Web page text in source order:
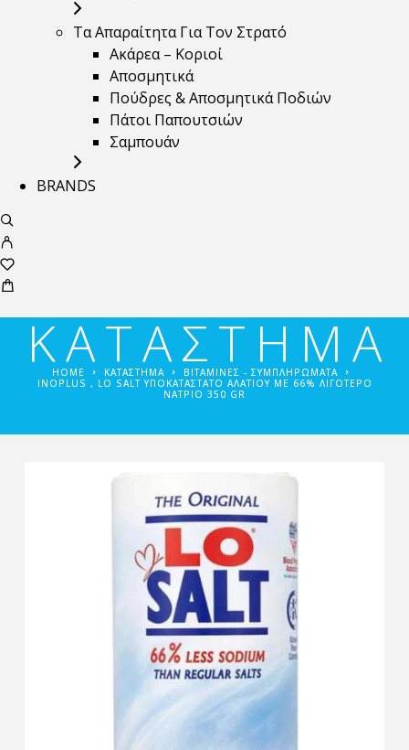
Τα Απαραίτητα Για Τον Στρατό
Ακάρεα – Κοριοί
Αποσμητικά
Πούδρες & Αποσμητικά Ποδιών
Πάτοι Παπουτσιών
Σαμπουάν
BRANDS
ΚΑΤΑΣΤΗΜΑ
HOME ΚΑΤΑΣΤΗΜΑ
ΒΙΤΑΜΊΝΕΣ - ΣΥΜΠΛΗΡΏΜΑΤΑ
INOPLUS , LO SALT ΥΠΟΚΑΤΆΣΤΑΤΟ ΑΛΑΤΙΟΎ ΜΕ 66% ΛΙΓΌΤΕΡΟ
ΝΆΤΡΙΟ 350 GR